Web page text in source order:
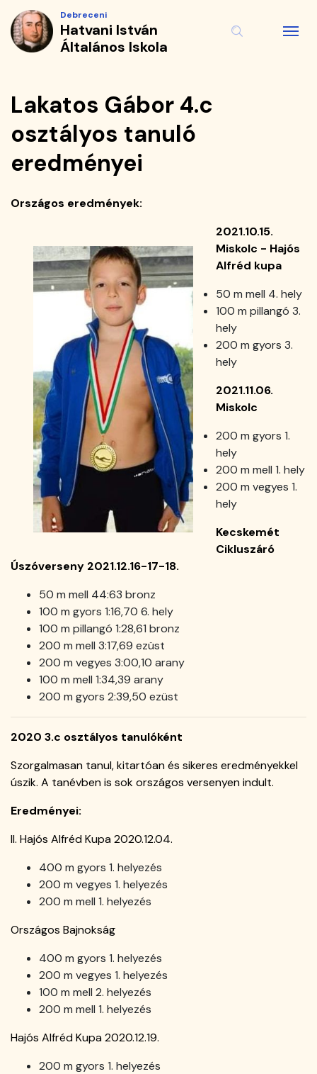
Lakatos
Gábor
osztályos
tanuló
eredményei
Hatvani
István
Általános
Ugrás
tartalomra
Debreceni
Hatvani István
Általános Iskola
Lakatos Gábor 4.c
osztályos tanuló
eredményei
Országos eredmények:
2021.10.15.
Miskolc - Hajós
Alfréd kupa
50 m mell 4. hely
100 m pillangó 3.
hely
200 m gyors 3.
hely
2021.11.06.
Miskolc
200 m gyors 1.
hely
200 m mell 1. hely
200 m vegyes 1.
hely
Kecskemét
Cikluszáró
Úszóverseny 2021.12.16-17-18.
50 m mell 44:63 bronz
100 m gyors 1:16,70 6. hely
100 m pillangó 1:28,61 bronz
200 m mell 3:17,69 ezüst
200 m vegyes 3:00,10 arany
100 m mell 1:34,39 arany
200 m gyors 2:39,50 ezüst
2020 3.c osztályos tanulóként
Szorgalmasan tanul, kitartóan és sikeres eredményekkel
úszik. A tanévben is sok országos versenyen indult.
Eredményei:
II. Hajós Alfréd Kupa 2020.12.04.
400 m gyors 1. helyezés
200 m vegyes 1. helyezés
200 m mell 1. helyezés
Országos Bajnokság
400 m gyors 1. helyezés
200 m vegyes 1. helyezés
100 m mell 2. helyezés
200 m mell 1. helyezés
Hajós Alfréd Kupa 2020.12.19.
200 m gyors 1. helyezés